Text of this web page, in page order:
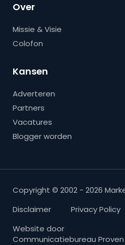
Over
Missie & Visie
Colofon
Kansen
Adverteren
Partners
Vacatures
Blogger worden
Copyright © 2002 - 2026
Disclaimer
Privacy Policy
Website door
Communicatiebureau